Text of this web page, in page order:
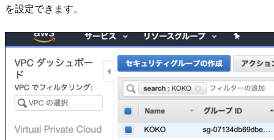
を設定できます。